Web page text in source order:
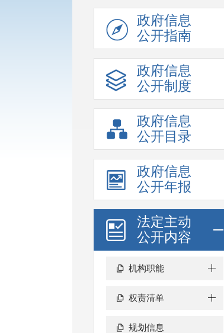
政府信息
公开指南
政府信息
公开制度
政府信息
公开目录
政府信息
公开年报
法定主动
公开内容
机构职能
权责清单
规划信息